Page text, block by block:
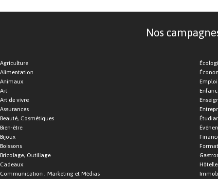
Nos
Agriculture
Alimentation
Animaux
Art
Art de vivre
Assurances
Beauté, Cosmétiques
Bien-être
Bijoux
Boissons
Bricolage, Outillage
Cadeaux
Communication , Marketing et Médias
Emploi